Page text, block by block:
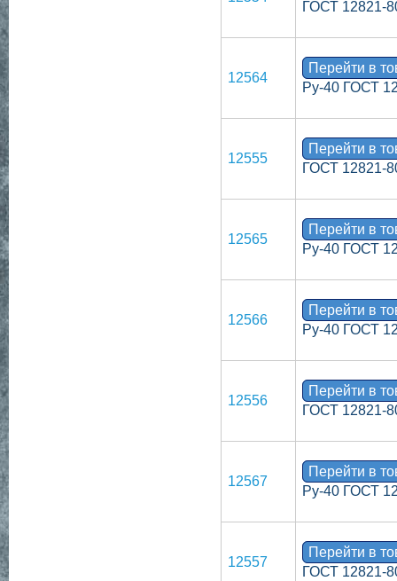
ГОСТ 12821-
12564
Перейти в
Ру-40 ГОСТ
12555
Перейти в
ГОСТ 12821-
12565
Перейти в
Ру-40 ГОСТ
12566
Перейти в
Ру-40 ГОСТ
12556
Перейти в
ГОСТ 12821-
12567
Перейти в
Ру-40 ГОСТ
12557
Перейти в
ГОСТ 12821-